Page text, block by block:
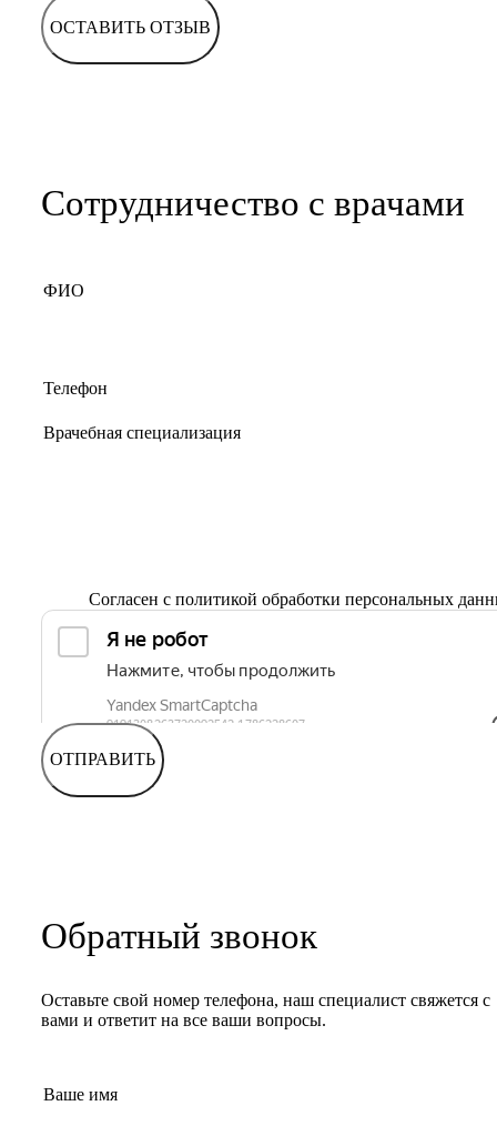
ОСТАВИТЬ ОТЗЫВ
Сотрудничество с врачами
Согласен с политикой обработки персональных
ОТПРАВИТЬ
Обратный звонок
Оставьте свой номер телефона, наш специалист свяжется с
вами и ответит на все ваши вопросы.